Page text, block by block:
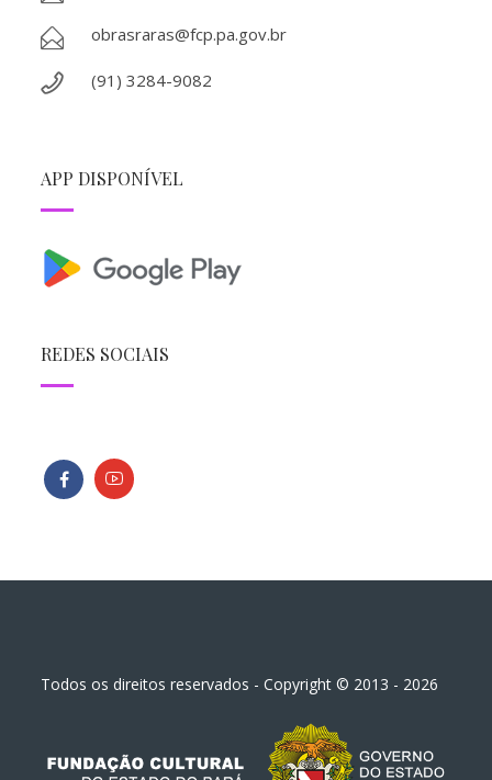
obrasraras@fcp.pa.gov.br
(91) 3284-9082
APP DISPONÍVEL
REDES SOCIAIS
Todos os direitos reservados - Copyright © 2013 - 2026